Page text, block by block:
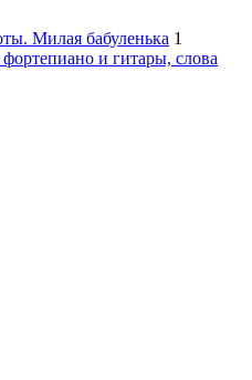
Милая бабуленька 1
и гитары, слова